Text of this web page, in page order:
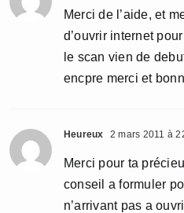
Merci de l’aide, et
d’ouvrir internet
le scan vien de
encpre merci et
Heureux 2 mars 2011 à
Merci pour ta
conseil a formuler
n’arrivant pas a